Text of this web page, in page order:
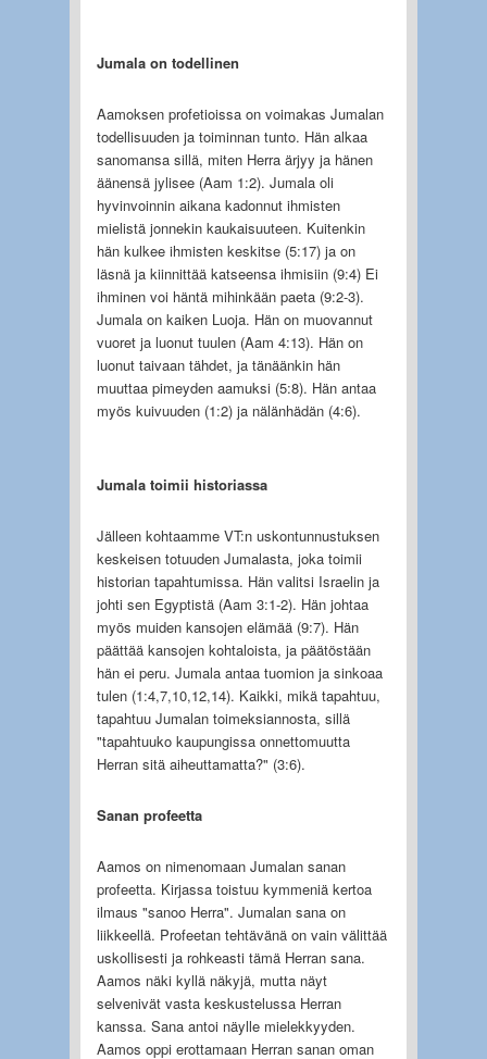
Jumala on todellinen
Aamoksen profetioissa on voimakas Jumalan
todellisuuden ja toiminnan tunto. Hän alkaa
sanomansa sillä, miten Herra ärjyy ja hänen
äänensä jylisee (Aam 1:2). Jumala oli
hyvinvoinnin aikana kadonnut ihmisten
mielistä jonnekin kaukaisuuteen. Kuitenkin
hän kulkee ihmisten keskitse (5:17) ja on
läsnä ja kiinnittää katseensa ihmisiin (9:4) Ei
ihminen voi häntä mihinkään paeta (9:2-3).
Jumala on kaiken Luoja. Hän on muovannut
vuoret ja luonut tuulen (Aam 4:13). Hän on
luonut taivaan tähdet, ja tänäänkin hän
muuttaa pimeyden aamuksi (5:8). Hän antaa
myös kuivuuden (1:2) ja nälänhädän (4:6).
Jumala toimii historiassa
Jälleen kohtaamme VT:n uskontunnustuksen
keskeisen totuuden Jumalasta, joka toimii
historian tapahtumissa. Hän valitsi Israelin ja
johti sen Egyptistä (Aam 3:1-2). Hän johtaa
myös muiden kansojen elämää (9:7). Hän
päättää kansojen kohtaloista, ja päätöstään
hän ei peru. Jumala antaa tuomion ja sinkoaa
tulen (1:4,7,10,12,14). Kaikki, mikä tapahtuu,
tapahtuu Jumalan toimeksiannosta, sillä
"tapahtuuko kaupungissa onnettomuutta
Herran sitä aiheuttamatta?" (3:6).
Sanan profeetta
Aamos on nimenomaan Jumalan sanan
profeetta. Kirjassa toistuu kymmeniä kertoa
ilmaus "sanoo Herra". Jumalan sana on
liikkeellä. Profeetan tehtävänä on vain välittää
uskollisesti ja rohkeasti tämä Herran sana.
Aamos näki kyllä näkyjä, mutta näyt
selvenivät vasta keskustelussa Herran
kanssa. Sana antoi näylle mielekkyyden.
Aamos oppi erottamaan Herran sanan oman